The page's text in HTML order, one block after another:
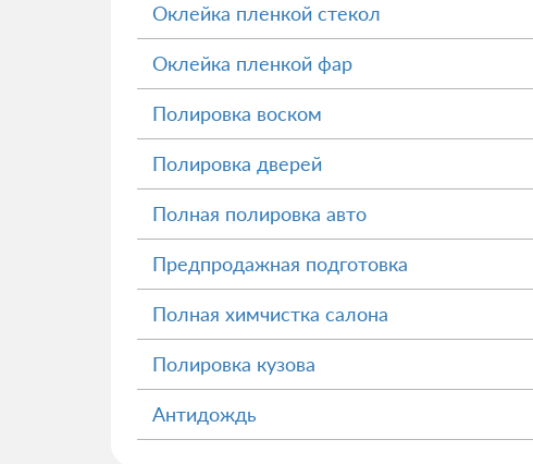
Оклейка пленкой стекол
Оклейка пленкой фар
Полировка воском
Полировка дверей
Полная полировка авто
Предпродажная подготовка
Полная химчистка салона
Полировка кузова
Антидождь